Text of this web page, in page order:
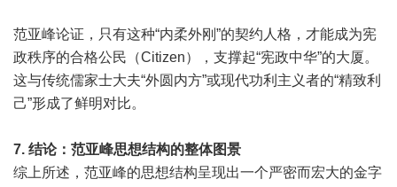
范亚峰论证，只有这种“内柔外刚”的契约人格，才能成为宪
政秩序的合格公民（Citizen），支撑起“宪政中华”的大厦。
这与传统儒家士大夫“外圆内方”或现代功利主义者的“精致利
己”形成了鲜明对比。
7. 结论：范亚峰思想结构的整体图景
综上所述，范亚峰的思想结构呈现出一个严密而宏大的金字